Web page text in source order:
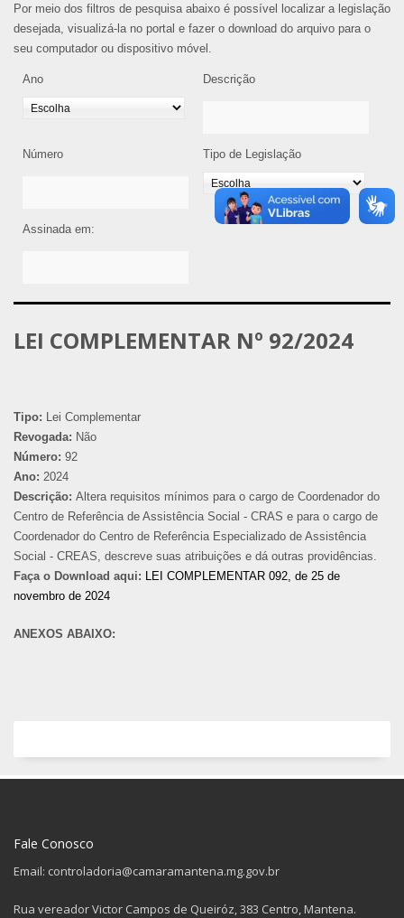
Por meio dos filtros de pesquisa abaixo é possível localizar a legislação
desejada, visualizá-la no portal e fazer o download do arquivo para o
seu computador ou dispositivo móvel.
Ano Descrição
Número Tipo de Legislação
Assinada em:
LEI COMPLEMENTAR Nº 92/2024
Tipo: Lei Complementar
Revogada: Não
Número: 92
Ano: 2024
Descrição: Altera requisitos mínimos para o cargo de Coordenador do
Centro de Referência de Assistência Social - CRAS e para o cargo de
Coordenador do Centro de Referência Especializado de Assistência
Social - CREAS, descreve suas atribuições e dá outras providências.
Faça o Download aqui: LEI COMPLEMENTAR 092, de 25 de
novembro de 2024
ANEXOS ABAIXO:
Fale Conosco
Email: controladoria@camaramantena.mg.gov.br
Rua vereador Victor Campos de Queiróz, 383 Centro, Mantena.